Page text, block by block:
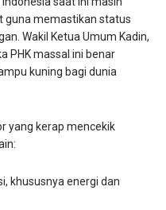
guna memastikan status
Wakil Ketua Umum Kadin,
PHK massal ini benar
kuning bagi dunia
yang kerap mencekik
khususnya energi dan